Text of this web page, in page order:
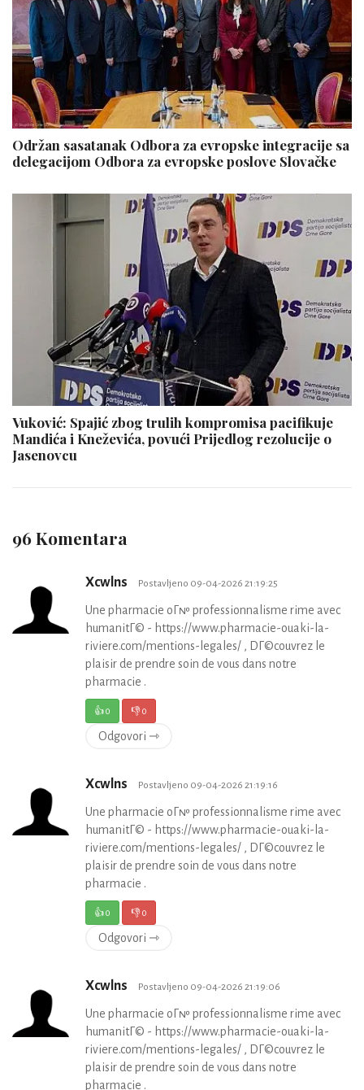
Održan sasatanak Odbora za evropske integracije sa
delegacijom Odbora za evropske poslove Slovačke
Vuković: Spajić zbog trulih kompromisa pacifikuje
Mandića i Kneževića, povući Prijedlog rezolucije o
Jasenovcu
96 Komentara
Xcwlns Postavljeno 09-04-2026 21:19:25
Une pharmacie oГ№ professionnalisme rime avec
humanitГ© - https://www.pharmacie-ouaki-la-
riviere.com/mentions-legales/ , DГ©couvrez le
plaisir de prendre soin de vous dans notre
pharmacie .
👍0 👎0
Odgovori ⇾
Xcwlns Postavljeno 09-04-2026 21:19:16
Une pharmacie oГ№ professionnalisme rime avec
humanitГ© - https://www.pharmacie-ouaki-la-
riviere.com/mentions-legales/ , DГ©couvrez le
plaisir de prendre soin de vous dans notre
pharmacie .
👍0 👎0
Odgovori ⇾
Xcwlns Postavljeno 09-04-2026 21:19:06
Une pharmacie oГ№ professionnalisme rime avec
humanitГ© - https://www.pharmacie-ouaki-la-
riviere.com/mentions-legales/ , DГ©couvrez le
plaisir de prendre soin de vous dans notre
pharmacie .